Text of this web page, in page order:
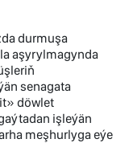
durmuşa
aşyrylmagynda
senagata
döwlet
işleýän
meşhurlyga eýe